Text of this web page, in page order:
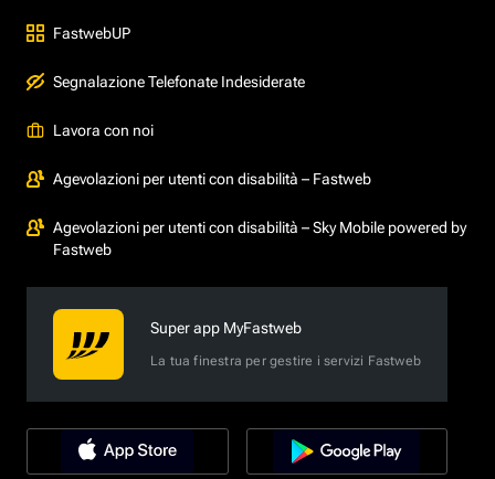
FastwebUP
Segnalazione Telefonate Indesiderate
Lavora con noi
Agevolazioni per utenti con disabilità – Fastweb
Agevolazioni per utenti con disabilità – Sky Mobile powered by
Fastweb
Super app MyFastweb
La tua finestra per gestire i servizi Fastweb